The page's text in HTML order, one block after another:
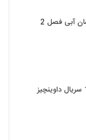
دانلود سریال نیسان آبی فصل 2